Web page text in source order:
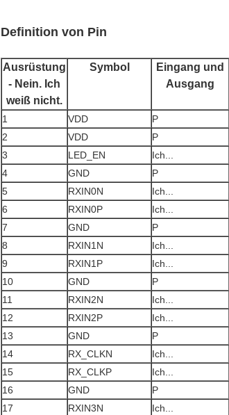
Definition von Pin
Ausrüstung
- Nein. Ich
weiß nicht.
Symbol
Eingang und
Ausgang
1 VDD P
2
VDD P
3
LED_EN Ich...
4
GND P
5
RXIN0N Ich...
6
RXIN0P Ich...
7
GND P
8
RXIN1N Ich...
9
RXIN1P Ich...
10
GND P
11
RXIN2N Ich...
12
RXIN2P Ich...
13
GND P
14
RX_CLKN Ich...
15
RX_CLKP Ich...
16
GND P
17
RXIN3N Ich...